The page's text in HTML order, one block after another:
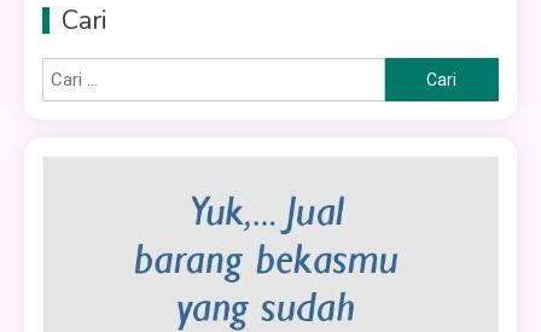
Cari
untuk: